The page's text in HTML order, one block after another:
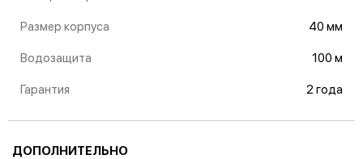
Размер корпуса 40 мм
Водозащита 100 м
Гарантия 2 года
ДОПОЛНИТЕЛЬНО